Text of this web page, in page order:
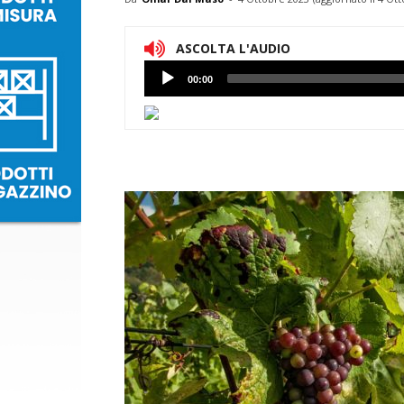
ASCOLTA L'AUDIO
Lettore
Audio
00:00